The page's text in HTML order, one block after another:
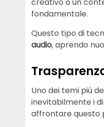
creativo o un
fondamentale.
Questo tipo di
audio, aprendo
Uno dei temi più
inevitabilmente i
affrontare questo